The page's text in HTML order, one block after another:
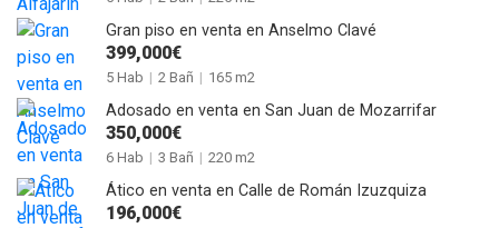
Gran piso en venta en Anselmo Clavé
399,000€
5 Hab | 2 Bañ | 165 m2
Adosado en venta en San Juan de Mozarrifar
350,000€
6 Hab | 3 Bañ | 220 m2
Ático en venta en Calle de Román Izuzquiza
196,000€